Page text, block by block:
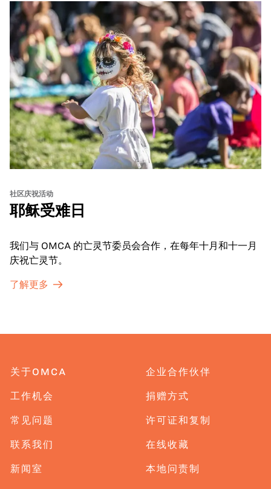
move, make, and connect in celebration of Black culture.
社区庆祝活动
耶稣受难日
我们与 OMCA 的亡灵节委员会合作，在每年十月和十一月
庆祝亡灵节。
了解更多
关于OMCA
工作机会
常见问题
联系我们
新闻室
企业合作伙伴
捐赠方式
许可证和复制
在线收藏
本地问责制